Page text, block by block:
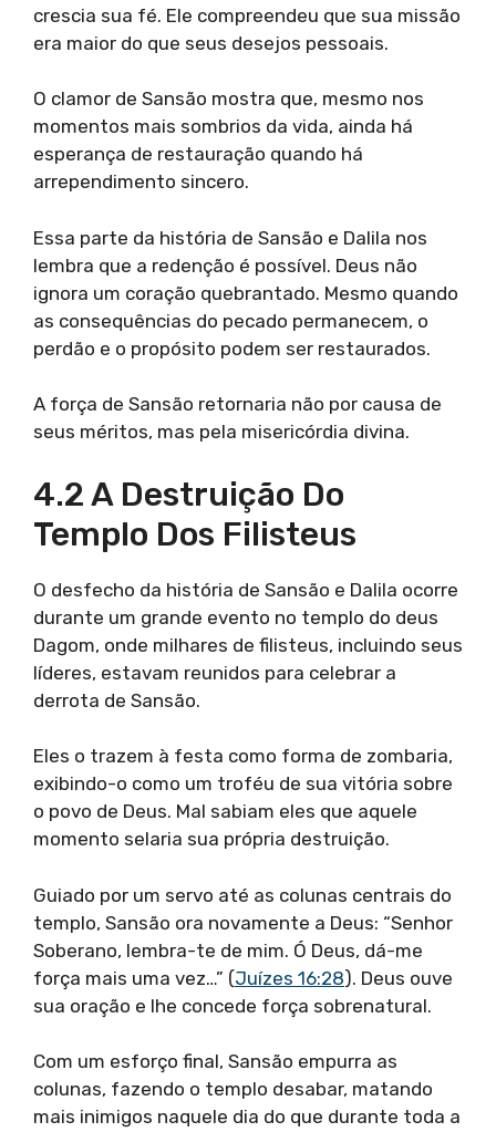
crescia sua fé. Ele compreendeu que sua missão
era maior do que seus desejos pessoais.
O clamor de Sansão mostra que, mesmo nos
momentos mais sombrios da vida, ainda há
esperança de restauração quando há
arrependimento sincero.
Essa parte da história de Sansão e Dalila nos
lembra que a redenção é possível. Deus não
ignora um coração quebrantado. Mesmo quando
as consequências do pecado permanecem, o
perdão e o propósito podem ser restaurados.
A força de Sansão retornaria não por causa de
seus méritos, mas pela misericórdia divina.
4.2 A Destruição Do
Templo Dos Filisteus
O desfecho da história de Sansão e Dalila ocorre
durante um grande evento no templo do deus
Dagom, onde milhares de filisteus, incluindo seus
líderes, estavam reunidos para celebrar a
derrota de Sansão.
Eles o trazem à festa como forma de zombaria,
exibindo-o como um troféu de sua vitória sobre
o povo de Deus. Mal sabiam eles que aquele
momento selaria sua própria destruição.
Guiado por um servo até as colunas centrais do
templo, Sansão ora novamente a Deus: “Senhor
Soberano, lembra-te de mim. Ó Deus, dá-me
força mais uma vez…” (Juízes 16:28). Deus ouve
sua oração e lhe concede força sobrenatural.
Com um esforço final, Sansão empurra as
colunas, fazendo o templo desabar, matando
mais inimigos naquele dia do que durante toda a